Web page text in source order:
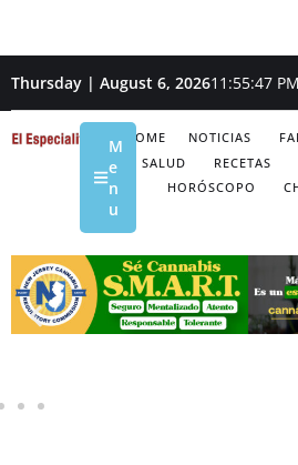
Thursday | August 6, 202611:55:48 PM
HOME NOTICIAS
SALUD
RECETAS
HORÓSCOPO
M
e
n
u